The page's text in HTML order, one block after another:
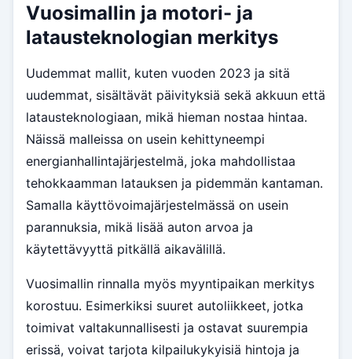
Vuosimallin ja motori- ja
latausteknologian merkitys
Uudemmat mallit, kuten vuoden 2023 ja sitä
uudemmat, sisältävät päivityksiä sekä akkuun että
latausteknologiaan, mikä hieman nostaa hintaa.
Näissä malleissa on usein kehittyneempi
energianhallintajärjestelmä, joka mahdollistaa
tehokkaamman latauksen ja pidemmän kantaman.
Samalla käyttövoimajärjestelmässä on usein
parannuksia, mikä lisää auton arvoa ja
käytettävyyttä pitkällä aikavälillä.
Vuosimallin rinnalla myös myyntipaikan merkitys
korostuu. Esimerkiksi suuret autoliikkeet, jotka
toimivat valtakunnallisesti ja ostavat suurempia
erissä, voivat tarjota kilpailukykyisiä hintoja ja